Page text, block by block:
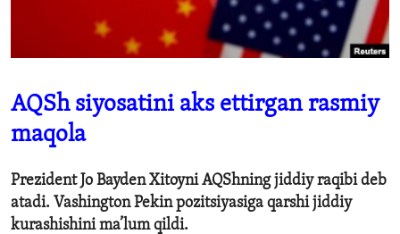
ENVIRONMENT AND HEALTH
IDEALS AND INSTITUTIONS
AQSh siyosatini aks ettirgan rasmiy
maqola
Prezident Jo Bayden Xitoyni AQShning jiddiy raqibi deb
atadi. Vashington Pekin pozitsiyasiga qarshi jiddiy
kurashishini ma’lum qildi.